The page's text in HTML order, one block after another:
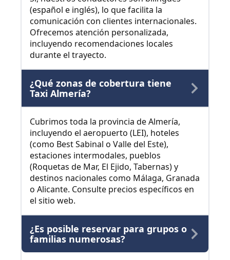
(español e inglés), lo que facilita la
comunicación con clientes internacionales.
Ofrecemos atención personalizada,
incluyendo recomendaciones locales
durante el trayecto.
¿Qué zonas de cobertura tiene
Taxi Almería?
Cubrimos toda la provincia de Almería,
incluyendo el aeropuerto (LEI), hoteles
(como Best Sabinal o Valle del Este),
estaciones intermodales, pueblos
(Roquetas de Mar, El Ejido, Tabernas) y
destinos nacionales como Málaga, Granada
o Alicante. Consulte precios específicos en
el sitio web.
¿Es posible reservar para grupos o
familias numerosas?